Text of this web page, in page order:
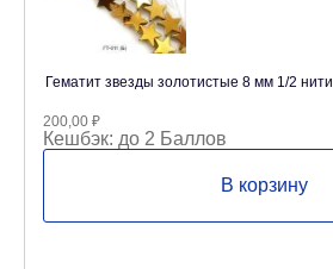
Гематит звезды золотистые 8 мм 1/2 нити
200,00 ₽
Кешбэк: до 2 Баллов
В корзину